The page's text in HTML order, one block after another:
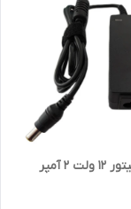
آداپتور مانیتور 12 ولت 2 آمپر